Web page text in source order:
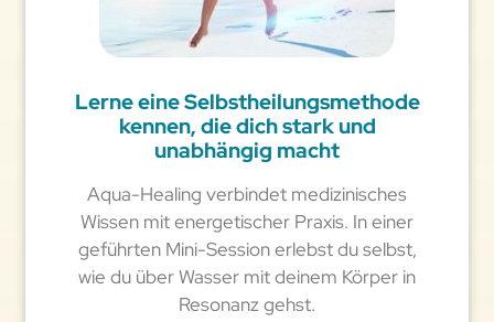
Lerne eine Selbstheilungsmethode
kennen, die dich stark und
unabhängig macht
Aqua-Healing verbindet medizinisches
Wissen mit energetischer Praxis. In einer
geführten Mini-Session erlebst du selbst,
wie du über Wasser mit deinem Körper in
Resonanz gehst.